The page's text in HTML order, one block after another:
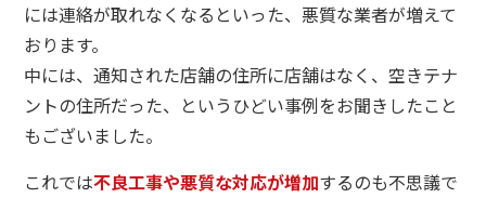
には連絡が取れなくなるといった、悪質な業者が増えて
おります。
中には、通知された店舗の住所に店舗はなく、空きテナ
ントの住所だった、というひどい事例をお聞きしたこと
もございました。
これでは不良工事や悪質な対応が増加するのも不思議で